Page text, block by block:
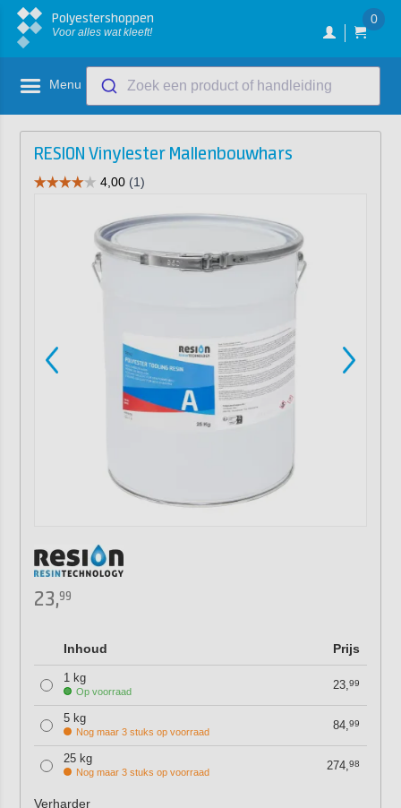
Polyestershoppen
Voor alles wat kleeft!
0
Menu Zoek een product of handleiding
RESION Vinylester Mallenbouwhars
23,99
Inhoud Prijs
1 kg
Op voorraad 23,99
5 kg
Nog maar 3 stuks op voorraad 84,99
25 kg
Nog maar 3 stuks op voorraad 274,98
Verharder